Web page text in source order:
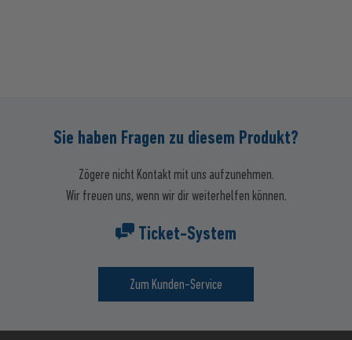
Sie haben Fragen zu diesem Produkt?
Zögere nicht Kontakt mit uns aufzunehmen.
Wir freuen uns, wenn wir dir weiterhelfen können.
Ticket-System
Zum Kunden-Service